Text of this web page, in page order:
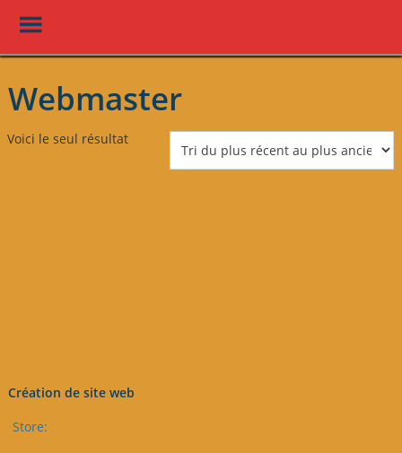
to
main
Webmaster
Voici le seul résultat
Création de site web
Store: